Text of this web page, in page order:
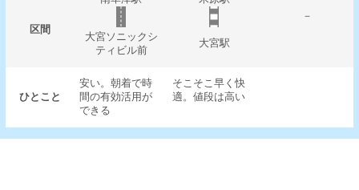
区間
－
大宮ソニックシ
ティビル前
大宮駅
ひとこと
安い。朝着で時
間の有効活用が
できる
そこそこ早く快
適。値段は高い